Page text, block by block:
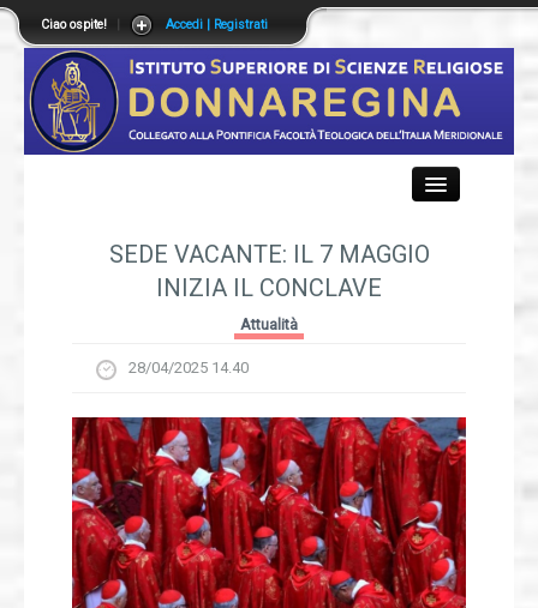
Ciao ospite! Accedi | Registrati
Didattica
Offerta Formativa
Segreteria
Biblioteca
SEDE VACANTE: IL 7 MAGGIO
INIZIA IL CONCLAVE
Attualità
28/04/2025 14.40